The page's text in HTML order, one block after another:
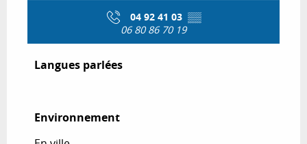
04 92 41 03 ▒▒
06 80 86 70 19
Langues parlées
Langues parlées
Environnement
Environnement